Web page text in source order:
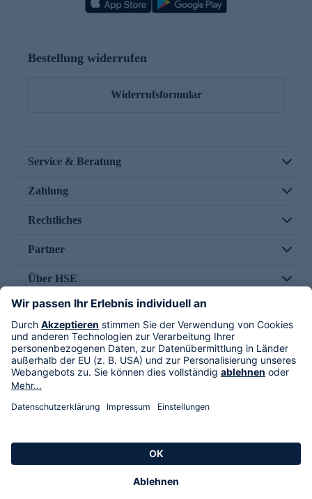
Bestellung widerrufen
Widerrufsformular
Service & Beratung
Zahlung
Rechtliches
Partner
Über HSE
Im TV
HSE International